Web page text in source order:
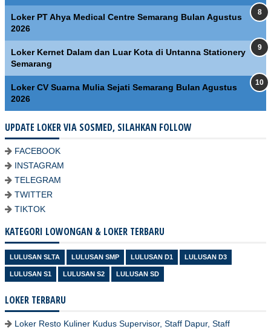
Loker PT Ahya Medical Centre Semarang Bulan Agustus
2026
Loker Kernet Dalam dan Luar Kota di Untanna Stationery
Semarang
Loker CV Suarna Mulia Sejati Semarang Bulan Agustus
2026
UPDATE LOKER VIA SOSMED, SILAHKAN FOLLOW
FACEBOOK
INSTAGRAM
TELEGRAM
TWITTER
TIKTOK
KATEGORI LOWONGAN & LOKER TERBARU
LULUSAN SLTA LULUSAN SMP LULUSAN D1 LULUSAN D3
LULUSAN S1 LULUSAN S2 LULUSAN SD
LOKER TERBARU
Loker Resto Kuliner Kudus Supervisor, Staff Dapur, Staff